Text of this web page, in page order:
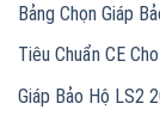
Bảng Chọn Giáp
Tiêu Chuẩn CE
Giáp Bảo Hộ LS2